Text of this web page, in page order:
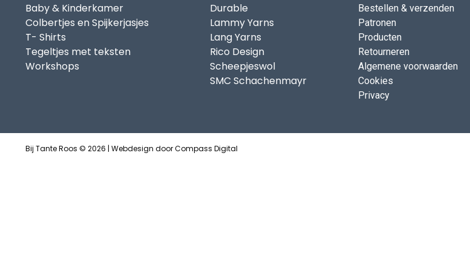
Baby & Kinderkamer
Colbertjes en Spijkerjasjes
T- Shirts
Tegeltjes met teksten
Workshops
Durable
Lammy Yarns
Lang Yarns
Rico Design
Scheepjeswol
SMC Schachenmayr
Bestellen & verzenden
Patronen
Producten
Retourneren
Algemene voorwaarden
Cookies
Privacy
Bij Tante Roos © 2026 | Webdesign doorCompass Digital